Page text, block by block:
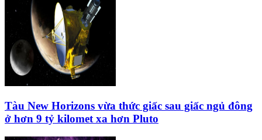
Tàu New Horizons vừa thức giấc sau giấc ngủ đông
ở hơn 9 tỷ kilomet xa hơn Pluto